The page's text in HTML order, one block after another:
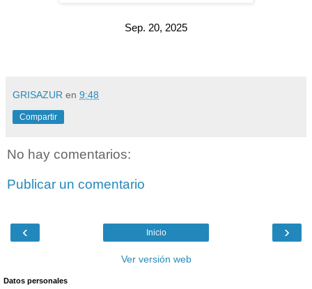
Sep. 20, 2025
GRISAZUR en 9:48
Compartir
No hay comentarios:
Publicar un comentario
‹ ›
Inicio
Ver versión web
Datos personales